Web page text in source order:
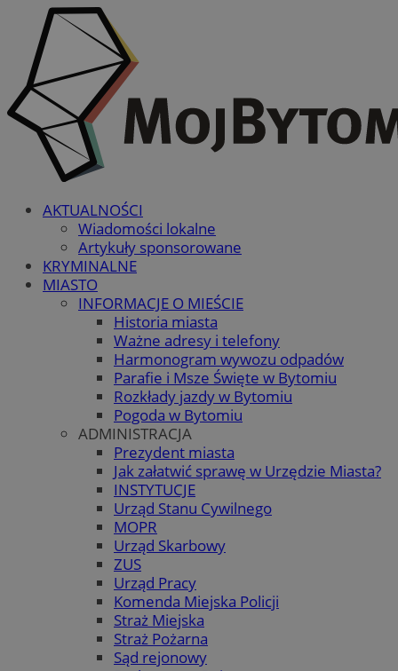
AKTUALNOŚCI
Wiadomości lokalne
Artykuły sponsorowane
KRYMINALNE
MIASTO
INFORMACJE O MIEŚCIE
Historia miasta
Ważne adresy i telefony
Harmonogram wywozu odpadów
Parafie i Msze Święte w Bytomiu
Rozkłady jazdy w Bytomiu
Pogoda w Bytomiu
ADMINISTRACJA
Prezydent miasta
Jak załatwić sprawę w Urzędzie Miasta?
INSTYTUCJE
Urząd Stanu Cywilnego
MOPR
Urząd Skarbowy
ZUS
Urząd Pracy
Komenda Miejska Policji
Straż Miejska
Straż Pożarna
Sąd rejonowy